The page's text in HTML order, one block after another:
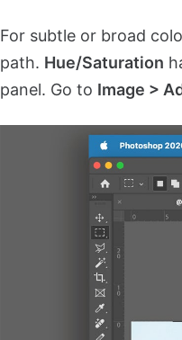
For subtle or broad
path. Hue/Saturation
panel. Go to Image >